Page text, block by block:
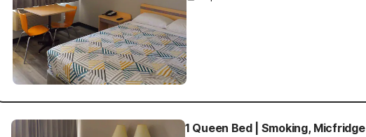
1 Queen Bed | Smoking, Micfridge